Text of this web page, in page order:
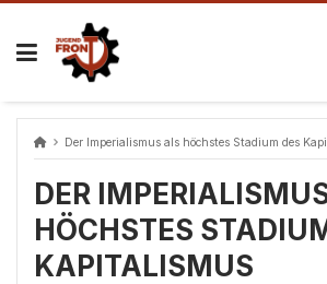
Skip
content
Der Imperialismus als höchstes Stadium des
DER
HÖCHSTES
KAPITALISMUS